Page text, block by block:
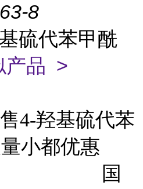
8
硫代苯甲酰
产品 >
4-羟基硫代苯
小都优惠
国